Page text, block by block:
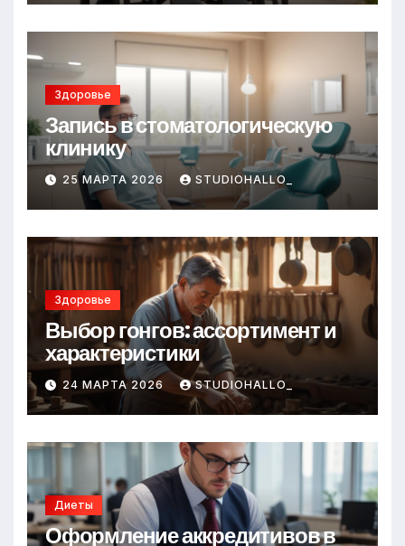
Здоровье
Запись в стоматологическую
клинику
25 МАРТА 2026 STUDIOHALLO_
Здоровье
Выбор гонгов: ассортимент и
характеристики
24 МАРТА 2026 STUDIOHALLO_
Диеты
Оформление аккредитивов в